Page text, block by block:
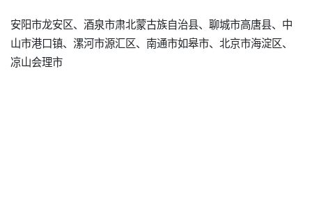
安阳市龙安区、酒泉市肃北蒙古族自治县、聊城市高唐县、中
山市港口镇、漯河市源汇区、南通市如皋市、北京市海淀区、
凉山会理市